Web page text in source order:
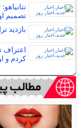
تصمیم
بازدید
اعتراف
کردم و